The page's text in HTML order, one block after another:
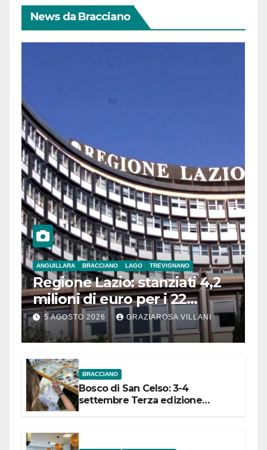
News da Bracciano
ANGUILLARA BRACCIANO LAGO TREVIGNANO
Regione Lazio: stanziati 4,2
milioni di euro per i 22
Comuni dell’Etruria
Meridionale
5 AGOSTO 2026 GRAZIAROSA VILLANI
BRACCIANO
Bosco di San Celso: 3-4
settembre Terza edizione